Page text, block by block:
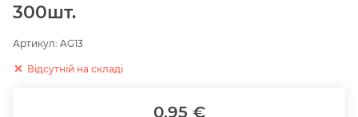
300шт.
Артикул: AG13
Відсутній на складі
0.95 €